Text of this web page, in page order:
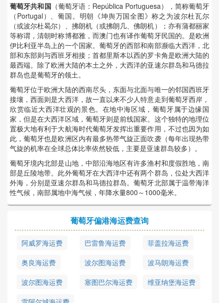
葡萄牙共和国（葡萄牙语：República Portuguesa），简称葡萄牙
（Portugal）、葡国。明朝《坤舆万国全图》称之为波尔杜瓦尔
（或波尔杜曷尔）、拂朗机（或拂朗几、佛朗机）；亦有蒲都丽家
等称谓，清朝时称博都雅，而澳门也有译作葡萄牙民国的。是欧洲
伊比利亚半岛上的一个国家。葡萄牙的西部和南部濒临大西洋，北
部和东部则与西班牙相接；首都里斯本以西的罗卡角是欧洲大陆的
最西端。除了欧洲大陆的本土之外，大西洋的亚速尔群岛和马德拉
群岛也是葡萄牙的领土。
葡萄牙位于欧洲大陆的西南尽头，东面与北面与唯一的邻国西班牙
接壤，西面则是大西洋，故一直以来不少人特意走到葡萄牙西岸，
欣赏临近大西洋壮观的景色。在地中海区域，葡萄牙属于边缘国
家，但是在大西洋区域，葡萄牙则是前线国家。这个独特的地理位
置极大地有利于大航海时代葡萄牙发挥出重要作用，不过也因为如
此，葡萄牙也是欧洲区内有最多热带气旋正面吹袭（每年出现热带
气旋的机率在全球总体比率依然较低，主要是亚速群岛较多）。
葡萄牙境内北部是山地，中部沿海地区有许多渔村和度假胜地，南
部是丘陵地带。此外葡萄牙在大西洋中还有两个群岛，位处大西洋
外海，分别是亚速尔群岛和马德拉群岛。葡萄牙北部属于温带海洋
性气候，南部属地中海气候，年降水量800～1000毫米。
葡萄牙偏港海运费查询
阿威罗海运费 巴雷鲁海运费
菲盖拉海运费
奥良海运费
波尔图海运费
波马朗海运费
波尔图海运费
塞图巴尔海运费
维亚纳堡海运费